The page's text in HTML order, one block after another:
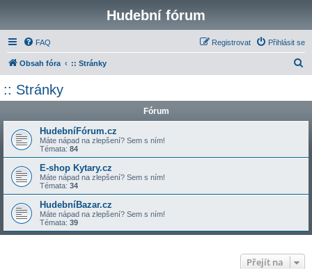
Hudební fórum
FAQ Přihlásit se
Registrovat
Obsah fóra :: Stránky
:: Stránky
Fórum
HudebníFórum.cz
Máte nápad na zlepšení? Sem s ním!
Témata: 84
E-shop Kytary.cz
Máte nápad na zlepšení? Sem s ním!
Témata: 34
HudebníBazar.cz
Máte nápad na zlepšení? Sem s ním!
Témata: 39
Přejít na